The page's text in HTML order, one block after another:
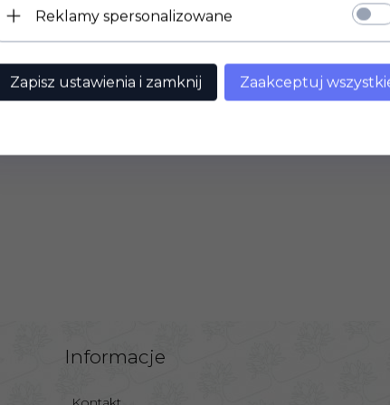
W zestawie: 258 szt.
Informacje
Reklamy spersonalizowane
Zapisz ustawienia i zamknij Zaakceptuj